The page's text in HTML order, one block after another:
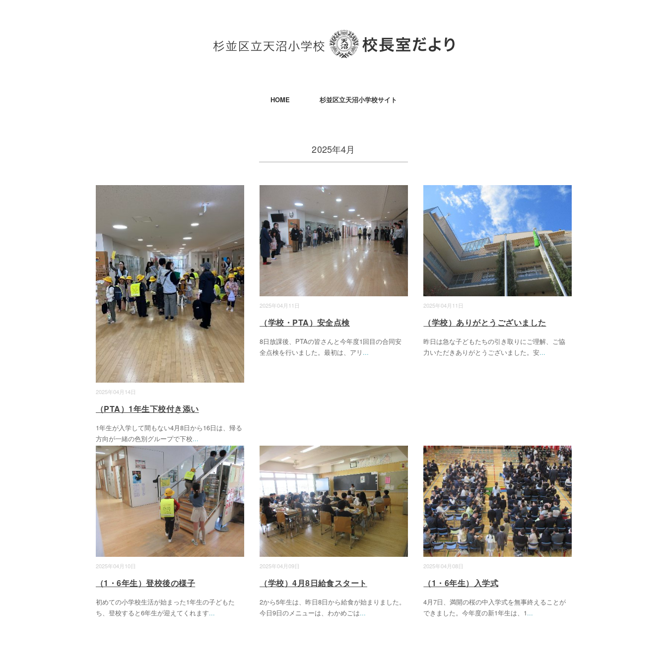
HOME 杉並区立天沼小学校サイト
2025年4月
2025年04月14日
（PTA）1年生下校付き添い
1年生が入学して間もない4月8日から16日は、帰る
方向が一緒の色別グループで下校...
2025年04月11日
（学校・PTA）安全点検
8日放課後、PTAの皆さんと今年度1回目の合同安
全点検を行いました。最初は、アリ ...
2025年04月11日
（学校）ありがとうございました
昨日は急な子どもたちの引き取りにご理解、ご協
力いただきありがとうございました。安...
2025年04月10日
（1・6年生）登校後の様子
初めての小学校生活が始まった1年生の子どもた
ち、登校すると6年生が迎えてくれます...
2025年04月09日
（学校）4月8日給食スタート
2から5年生は、昨日8日から給食が始まりました。
今日9日のメニューは、わかめごは...
2025年04月08日
（1・6年生）入学式
4月7日、満開の桜の中入学式を無事終えることが
できました。今年度の新1年生は、1...